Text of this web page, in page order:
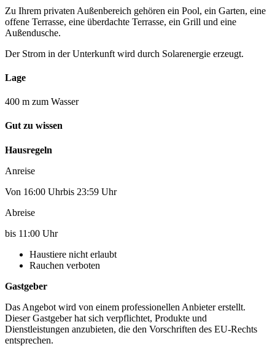
Zu Ihrem privaten Außenbereich gehören ein Pool, ein Garten, eine
offene Terrasse, eine überdachte Terrasse, ein Grill und eine
Außendusche.
Der Strom in der Unterkunft wird durch Solarenergie erzeugt.
Lage
400 m zum Wasser
Gut zu wissen
Hausregeln
Anreise
Von 16:00 Uhrbis 23:59 Uhr
Abreise
bis 11:00 Uhr
Haustiere nicht erlaubt
Rauchen verboten
Gastgeber
Das Angebot wird von einem professionellen Anbieter erstellt.
Dieser Gastgeber hat sich verpflichtet, Produkte und
Dienstleistungen anzubieten, die den Vorschriften des EU-Rechts
entsprechen.